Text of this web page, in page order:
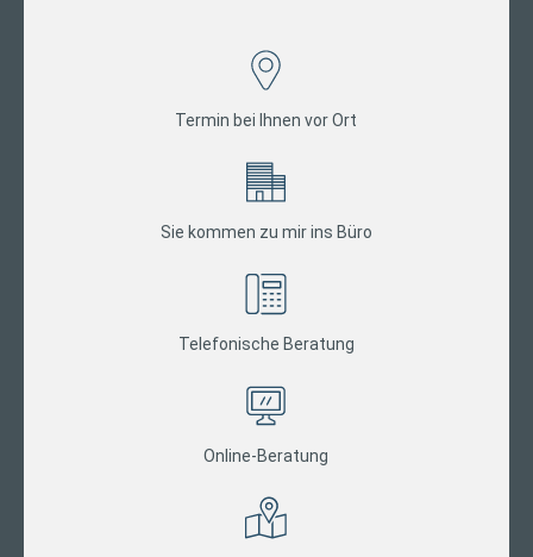
Termin bei Ihnen vor Ort
Sie kommen zu mir ins Büro
Telefonische Beratung
Online-Beratung